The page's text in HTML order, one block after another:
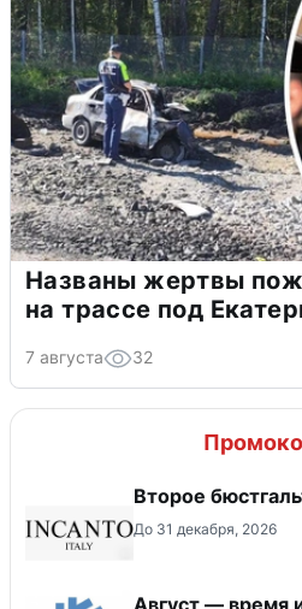
Названы жертвы
на трассе под
7 августа 32
Второе
До 31 декабря, 2026
Август — время